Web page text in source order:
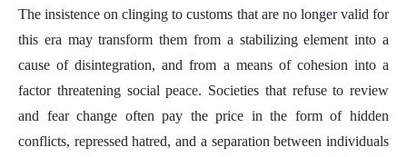
The insistence on clinging to customs that are no longer valid for
this era may transform them from a stabilizing element into a
cause of disintegration, and from a means of cohesion into a
factor threatening social peace. Societies that refuse to review
and fear change often pay the price in the form of hidden
conflicts, repressed hatred, and a separation between individuals